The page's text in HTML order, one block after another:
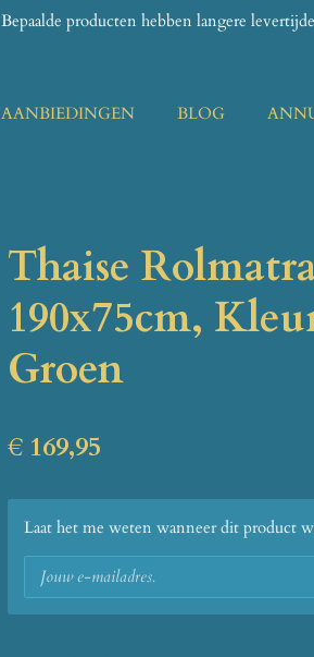
Bepaalde producten hebben langere
AANBIEDINGEN BLOG
Thaise
190x75cm,
Groen
€ 169,95
Laat het me weten wanneer dit product